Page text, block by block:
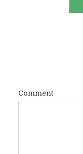
Comment